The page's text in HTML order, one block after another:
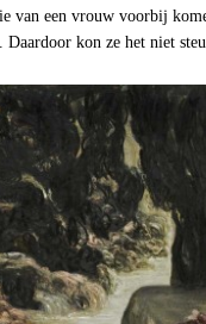
van een vrouw voorbij
Daardoor kon ze het niet